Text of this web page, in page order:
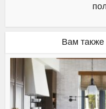
Вам также